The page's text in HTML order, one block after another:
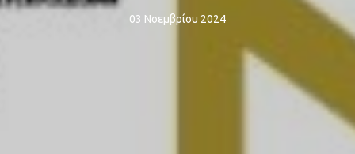
03 Νοεμβρίου 2024